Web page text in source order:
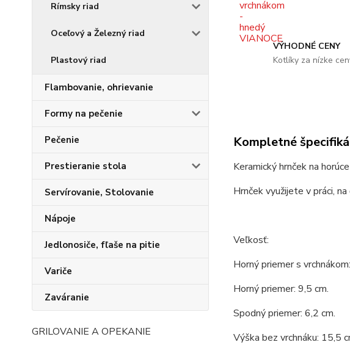
Rímsky riad
Oceľový a Železný riad
Plastový riad
Flambovanie, ohrievanie
Formy na pečenie
Pečenie
Prestieranie stola
Servírovanie, Stolovanie
Nápoje
Jedlonosiče, fľaše na pitie
Variče
Zaváranie
GRILOVANIE A OPEKANIE
VÝHODNÉ CENY
Kotlíky za nízke
Kompletné
Keramický hrnček na
Hrnček využijete v práci,
Veľkosť:
Horný priemer s
Horný priemer: 9,5 cm.
Spodný priemer: 6,2 cm.
Výška bez vrchnáku: 15,5